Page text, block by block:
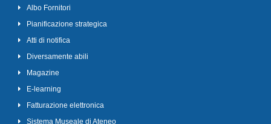
Albo Fornitori
Pianificazione strategica
Atti di notifica
Diversamente abili
Magazine
E-learning
Fatturazione elettronica
Sistema Museale di Ateneo